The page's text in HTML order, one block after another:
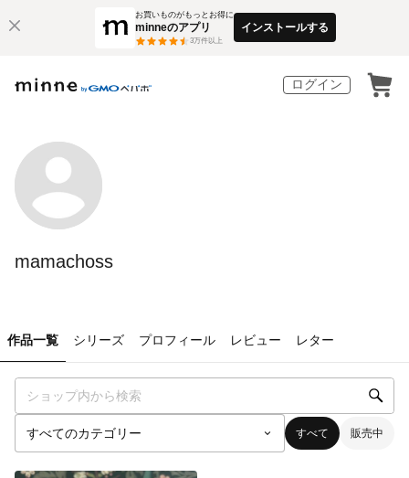
お買いものがもっとお得に
minneのアプリ
3万件以上
インストールする
ログイン
mamachoss
作品一覧 シリーズ プロフィール レビュー レター
すべて 販売中